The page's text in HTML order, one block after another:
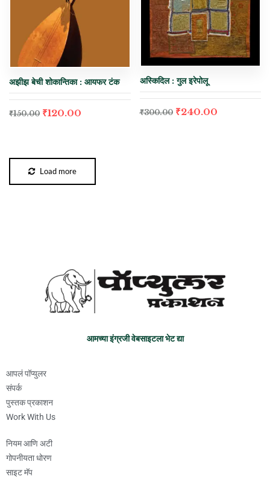
अझीझ बेची शोकान्तिका : आयफर टंक
₹150.00 ₹120.00
अस्किदिल : गुल इरेपोलू
₹300.00 ₹240.00
Load more
आमच्या इंग्रजी वेबसाइटला भेट द्या
आपलं पॉप्युलर
संपर्क
पुस्तक प्रकाशन
Work With Us
नियम आणि अटी
गोपनीयता धोरण
साइट मॅप